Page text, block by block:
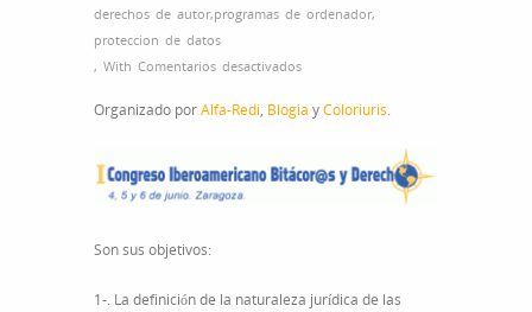
derechos de autor,programas de ordenador,
proteccion de datos
, With Comentarios desactivadosen
Congreso
Bitácor@s
Organizado porAlfa-Redi, Blogia yColoriuris.
Son sus objetivos:
1-. La definición de la naturaleza jurídica de las